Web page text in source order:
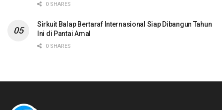
0 SHARES
Sirkuit Balap Bertaraf Internasional Siap Dibangun Tahun
Ini di Pantai Amal
0 SHARES